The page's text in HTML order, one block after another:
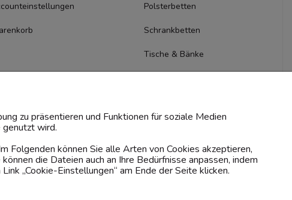
Polsterbetten
Schrankbetten
Tische & Bänke
zu präsentieren und Funktionen für soziale Medien
genutzt wird.
Folgenden können Sie alle Arten von Cookies akzeptieren,
die Dateien auch an Ihre Bedürfnisse anpassen, indem
„Cookie-Einstellungen“ am Ende der Seite klicken.